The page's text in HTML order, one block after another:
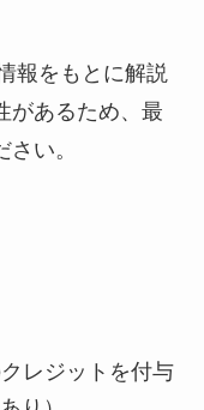
報をもとに解説
があるため、最
い。
レジットを付与